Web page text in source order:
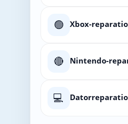
🟢 Xbox-
🔴 Nintendo-
💻